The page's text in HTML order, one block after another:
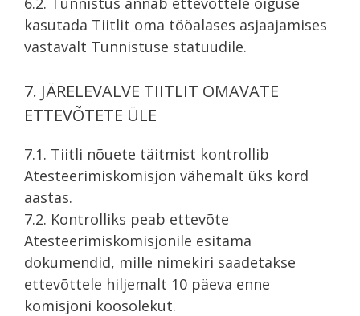
kasutada Tiitlit oma tööalases asjaajamises
vastavalt Tunnistuse statuudile.
7. JÄRELEVALVE TIITLIT OMAVATE
ETTEVÕTETE ÜLE
7.1. Tiitli nõuete täitmist kontrollib
Atesteerimiskomisjon vähemalt üks kord
aastas.
7.2. Kontrolliks peab ettevõte
Atesteerimiskomisjonile esitama
dokumendid, mille nimekiri saadetakse
ettevõttele hiljemalt 10 päeva enne
komisjoni koosolekut.